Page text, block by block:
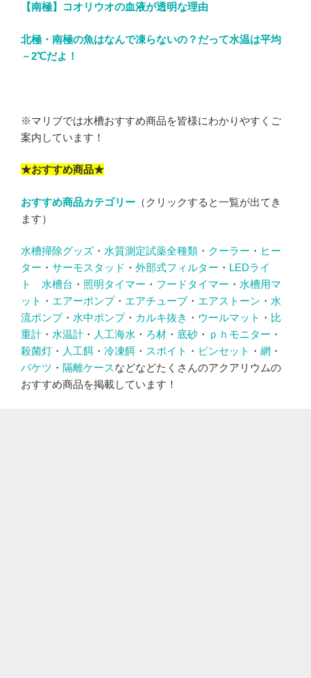
【南極】コオリウオの血液が透明な理由
北極・南極の魚はなんで凍らないの？だって水温は平均
－2℃だよ！
※マリブでは水槽おすすめ商品を皆様にわかりやすくご
案内しています！
★おすすめ商品★
おすすめ商品カテゴリー （クリックすると一覧が出てき
ます）
水槽掃除グッズ ・ 水質測定試薬全種類 ・ クーラー ・ ヒー
ター ・ サーモスタッド ・ 外部式フィルター ・ LEDライ
ト
水槽台 ・ 照明タイマー ・ フードタイマー ・ 水槽用マ
ット ・ エアーポンプ・ エアチューブ ・ エアストーン ・ 水
流ポンプ・ 水中ポンプ・ カルキ抜き ・ ウールマット ・ 比
重計 ・ 水温計 ・ 人工海水 ・ ろ材 ・ 底砂 ・ ｐｈモニター ・
殺菌灯 ・ 人工餌 ・ 冷凍餌 ・ スポイト ・ ピンセット ・ 網 ・
バケツ ・ 隔離ケースなどなどたくさんのアクアリウムの
おすすめ商品を掲載しています！